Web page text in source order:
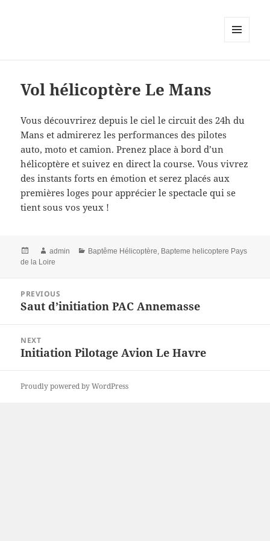
Vol hélicoptère Le Mans
Vous découvrirez depuis le ciel le circuit des 24h du
Mans et admirerez les performances des pilotes
auto, moto et camion. Prenez place à bord d’un
hélicoptère et suivez en direct la course. Vous vivrez
des instants forts en émotion et serez placés aux
premières loges pour apprécier le spectacle qui se
tient sous vos yeux !
Posted
on
Author
admin Categories
Baptême Hélicoptère, Bapteme helicoptere Pays
de la Loire
navigation
PREVIOUS
Previous
Saut d’initiation PAC Annemasse
NEXT
Next
Initiation Pilotage Avion Le Havre
Proudly powered by WordPress